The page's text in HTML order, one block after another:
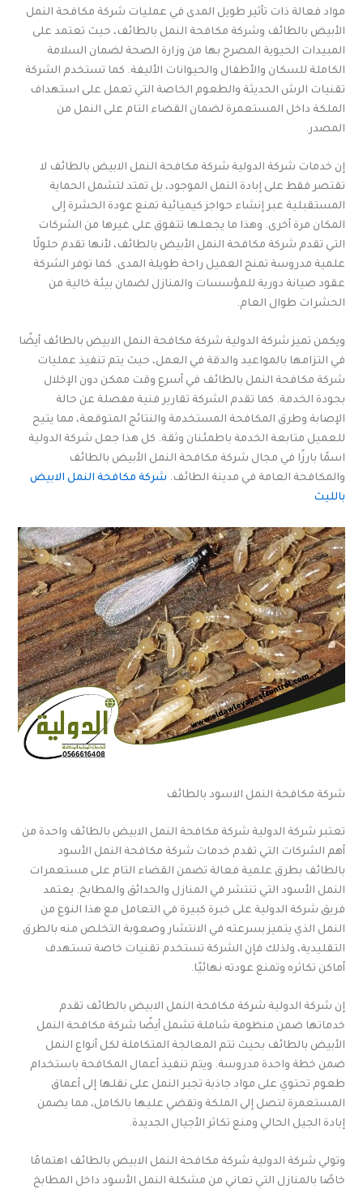
مواد فعالة ذات تأثير طويل المدى في عمليات شركة مكافحة النمل
الأبيض بالطائف وشركة مكافحة النمل بالطائف، حيث تعتمد على
المبيدات الحيوية المصرح بها من وزارة الصحة لضمان السلامة
الكاملة للسكان والأطفال والحيوانات الأليفة. كما تستخدم الشركة
تقنيات الرش الحديثة والطعوم الخاصة التي تعمل على استهداف
الملكة داخل المستعمرة لضمان القضاء التام على النمل من
المصدر.
إن خدمات شركة الدولية شركة مكافحة النمل الابيض بالطائف لا
تقتصر فقط على إبادة النمل الموجود، بل تمتد لتشمل الحماية
المستقبلية عبر إنشاء حواجز كيميائية تمنع عودة الحشرة إلى
المكان مرة أخرى. وهذا ما يجعلها تتفوق على غيرها من الشركات
التي تقدم شركة مكافحة النمل الأبيض بالطائف، لأنها تقدم حلولًا
علمية مدروسة تمنح العميل راحة طويلة المدى. كما توفر الشركة
عقود صيانة دورية للمؤسسات والمنازل لضمان بيئة خالية من
الحشرات طوال العام.
ويكمن تميز شركة الدولية شركة مكافحة النمل الابيض بالطائف أيضًا
في التزامها بالمواعيد والدقة في العمل، حيث يتم تنفيذ عمليات
شركة مكافحة النمل بالطائف في أسرع وقت ممكن دون الإخلال
بجودة الخدمة. كما تقدم الشركة تقارير فنية مفصلة عن حالة
الإصابة وطرق المكافحة المستخدمة والنتائج المتوقعة، مما يتيح
للعميل متابعة الخدمة باطمئنان وثقة. كل هذا جعل شركة الدولية
اسمًا بارزًا في مجال شركة مكافحة النمل الأبيض بالطائف
والمكافحة العامة في مدينة الطائف. شركة مكافحة النمل الابيض
بالليث
شركة مكافحة النمل الاسود بالطائف
تعتبر شركة الدولية شركة مكافحة النمل الابيض بالطائف واحدة من
أهم الشركات التي تقدم خدمات شركة مكافحة النمل الأسود
بالطائف بطرق علمية فعالة تضمن القضاء التام على مستعمرات
النمل الأسود التي تنتشر في المنازل والحدائق والمطابخ. يعتمد
فريق شركة الدولية على خبرة كبيرة في التعامل مع هذا النوع من
النمل الذي يتميز بسرعته في الانتشار وصعوبة التخلص منه بالطرق
التقليدية، ولذلك فإن الشركة تستخدم تقنيات خاصة تستهدف
أماكن تكاثره وتمنع عودته نهائيًا.
إن شركة الدولية شركة مكافحة النمل الابيض بالطائف تقدم
خدماتها ضمن منظومة شاملة تشمل أيضًا شركة مكافحة النمل
الأبيض بالطائف بحيث تتم المعالجة المتكاملة لكل أنواع النمل
ضمن خطة واحدة مدروسة. ويتم تنفيذ أعمال المكافحة باستخدام
طعوم تحتوي على مواد جاذبة تجبر النمل على نقلها إلى أعماق
المستعمرة لتصل إلى الملكة وتقضي عليها بالكامل، مما يضمن
إبادة الجيل الحالي ومنع تكاثر الأجيال الجديدة.
وتولي شركة الدولية شركة مكافحة النمل الابيض بالطائف اهتمامًا
خاصًا بالمنازل التي تعاني من مشكلة النمل الأسود داخل المطابخ